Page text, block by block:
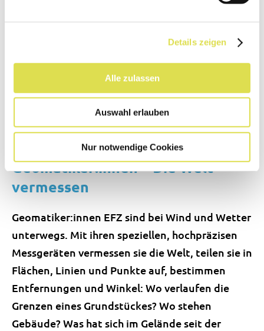
Details zeigen
Alle zulassen
Auswahl erlauben
Nur notwendige Cookies
Bild: Adobe Stock
Geomatiker:innen – Die Welt
vermessen
Geomatiker:innen EFZ sind bei Wind und Wetter
unterwegs. Mit ihren speziellen, hochpräzisen
Messgeräten vermessen sie die Welt, teilen sie in
Flächen, Linien und Punkte auf, bestimmen
Entfernungen und Winkel: Wo verlaufen die
Grenzen eines Grundstückes? Wo stehen
Gebäude? Was hat sich im Gelände seit der